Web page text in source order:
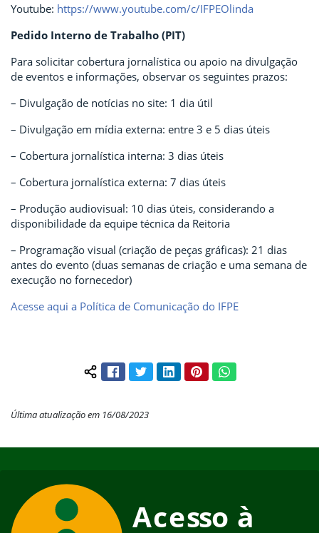
Youtube: https://www.youtube.com/c/IFPEOlinda
Pedido Interno de Trabalho (PIT)
Para solicitar cobertura jornalística ou apoio na divulgação
de eventos e informações, observar os seguintes prazos:
– Divulgação de notícias no site: 1 dia útil
– Divulgação em mídia externa: entre 3 e 5 dias úteis
– Cobertura jornalística interna: 3 dias úteis
– Cobertura jornalística externa: 7 dias úteis
– Produção audiovisual: 10 dias úteis, considerando a
disponibilidade da equipe técnica da Reitoria
– Programação visual (criação de peças gráficas): 21 dias
antes do evento (duas semanas de criação e uma semana de
execução no fornecedor)
Acesse aqui a Política de Comunicação do IFPE
Compartilhar conteúdo:
FacebookTwitterLinkedInPinterestWhatsApp
Última atualização em 16/08/2023